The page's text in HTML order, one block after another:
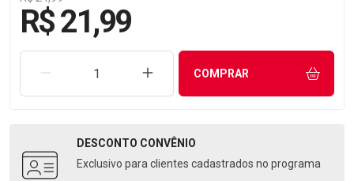
R$ 21,99
REMOVER UMA UNIDADEAUMENTAR UMA UNIDADE
COMPRAR
DESCONTO CONVÊNIO
Exclusivo para clientes cadastrados no programa